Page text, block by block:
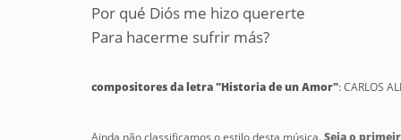
Por qué Diós me hizo quererte
Para hacerme sufrir más?
compositores da letra "Historia de un Amor": CARLOS
Ainda não classificamos o estilo desta música.Seja o